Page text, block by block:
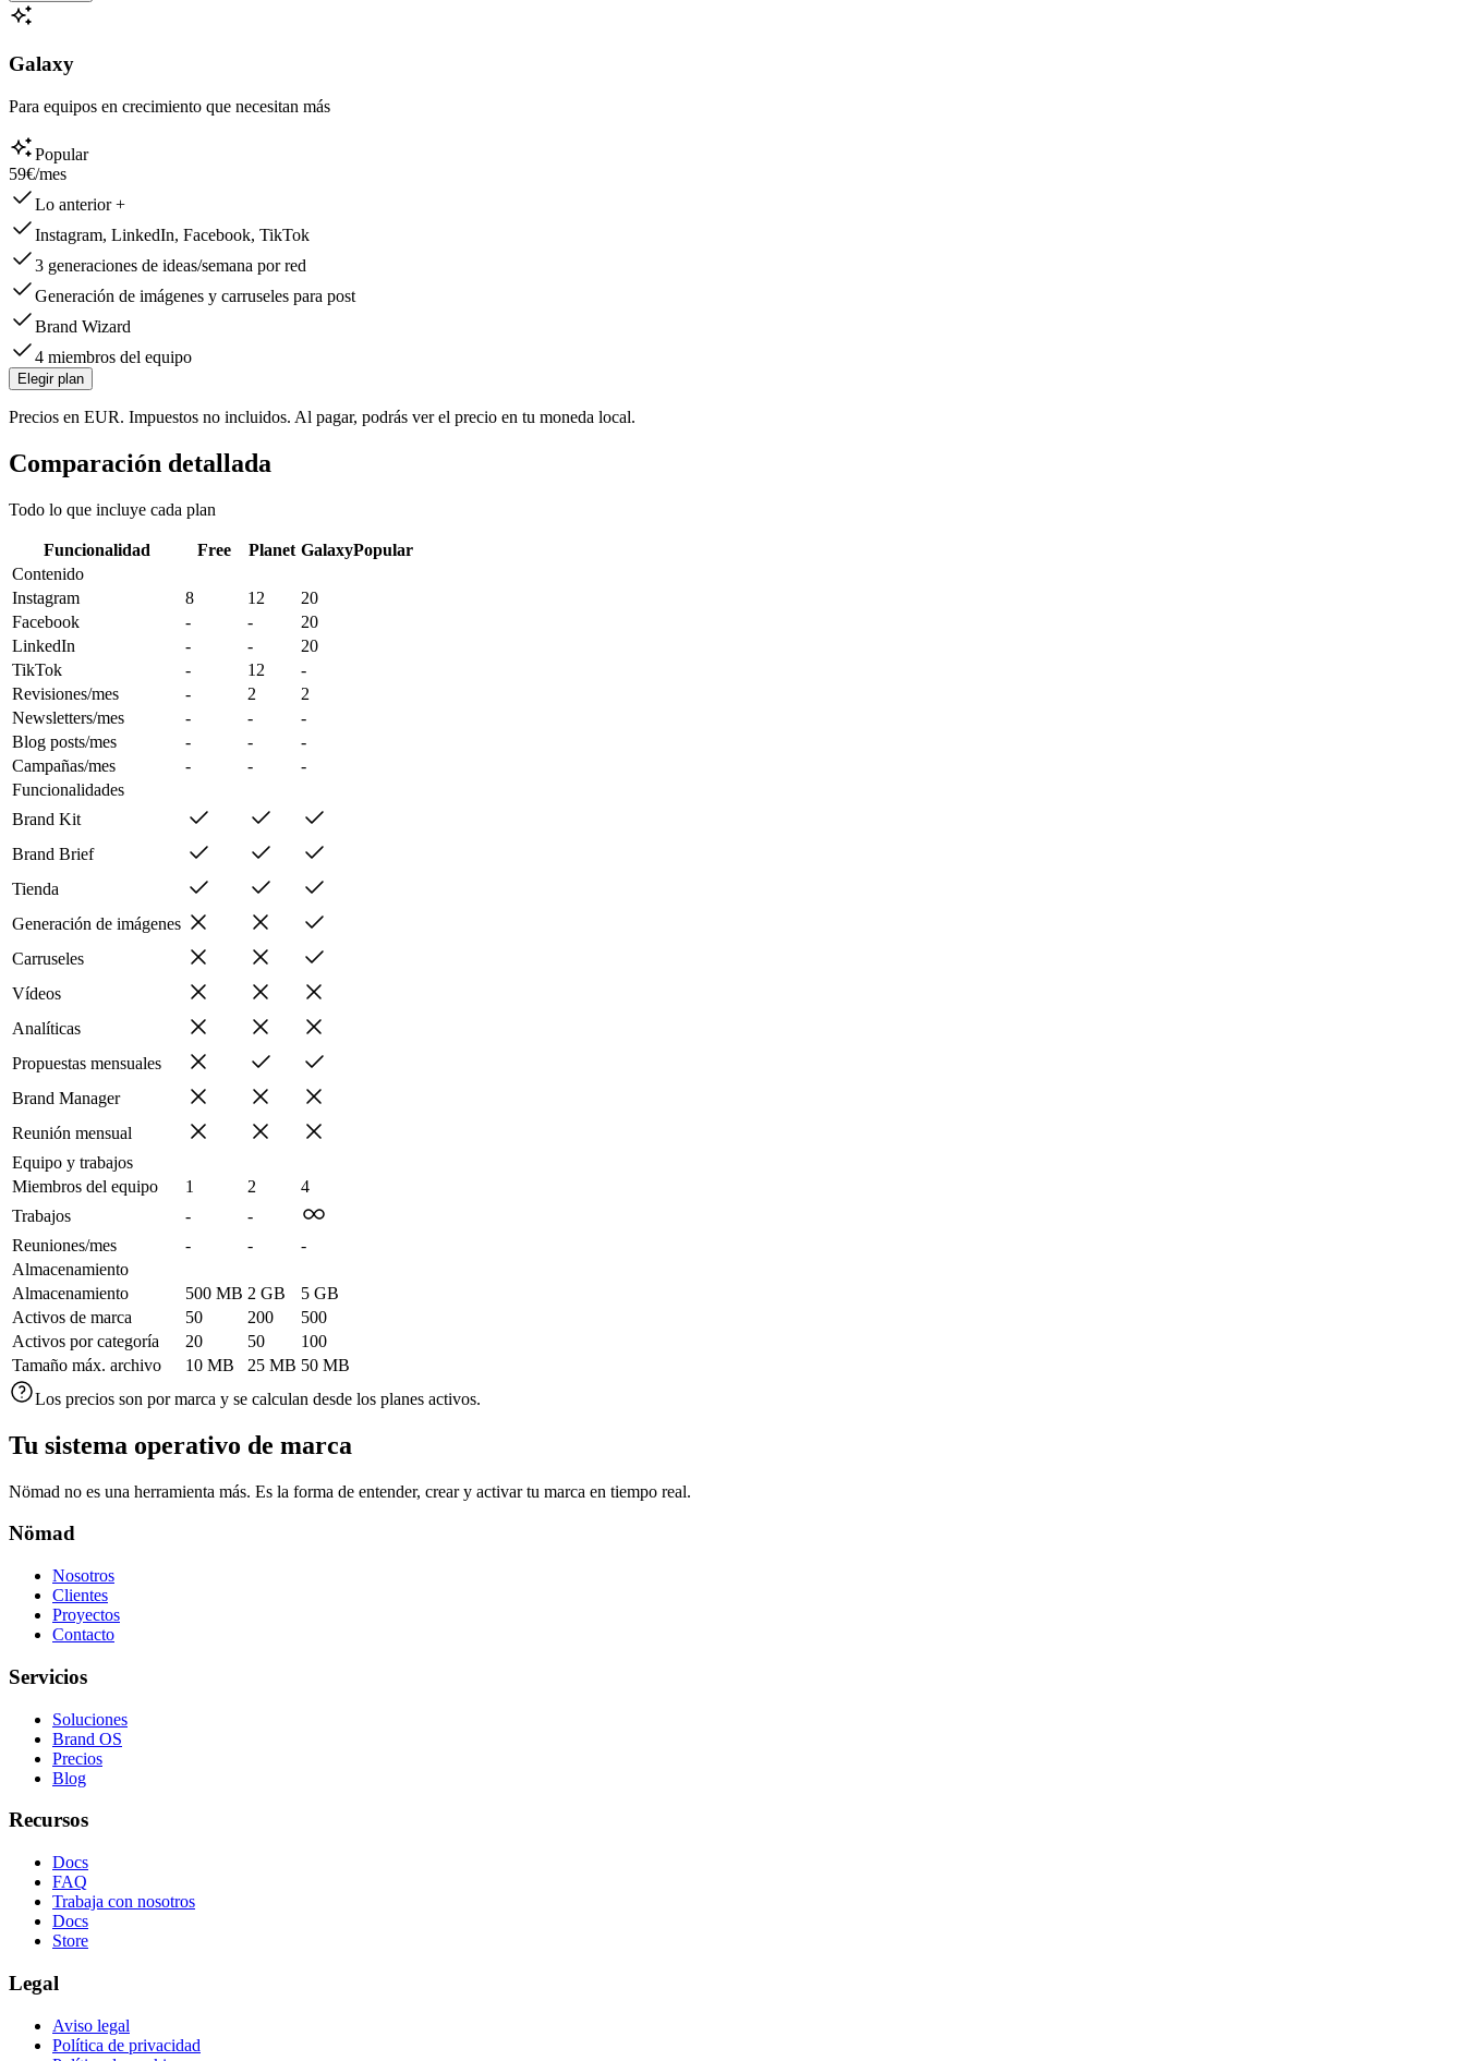
Galaxy
Para equipos en crecimiento que necesitan más
Popular
59€/mes
Lo anterior +
Instagram, LinkedIn, Facebook, TikTok
3 generaciones de ideas/semana por red
Generación de imágenes y carruseles para post
Brand Wizard
4 miembros del equipo
Elegir plan
Precios en EUR. Impuestos no incluidos. Al pagar, podrás ver el precio en tu moneda local.
Comparación detallada
Todo lo que incluye cada plan
Funcionalidad Free Planet GalaxyPopular
Contenido
Instagram
8 12
20
Facebook
- -
20
LinkedIn
- -
20
TikTok
- 12
-
Revisiones/mes
- 2
2
Newsletters/mes
- -
-
Blog posts/mes
- -
-
Campañas/mes
- -
-
Funcionalidades
Brand Kit
Brand Brief
Tienda
Generación de imágenes
Carruseles
Vídeos
Analíticas
Propuestas mensuales
Brand Manager
Reunión mensual
Equipo y trabajos
Miembros del equipo
1 2
4
Trabajos
-
-
Reuniones/mes
- -
-
Almacenamiento
Almacenamiento
500 MB 2 GB
5 GB
Activos de marca
50 200
500
Activos por categoría
20 50
100
Tamaño máx. archivo
10 MB 25 MB 50 MB
Los precios son por marca y se calculan desde los planes activos.
Tu sistema operativo de marca
Nömad no es una herramienta más. Es la forma de entender, crear y activar tu marca en tiempo real.
Nömad
Nosotros
Clientes
Proyectos
Contacto
Servicios
Soluciones
Brand OS
Precios
Blog
Recursos
Docs
FAQ
Trabaja con nosotros
Docs
Store
Legal
Aviso legal
Política de privacidad